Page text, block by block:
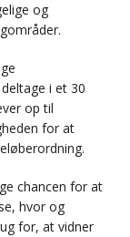
og
i et 30
op til
for at
chancen for at
hvor og
for, at vidner